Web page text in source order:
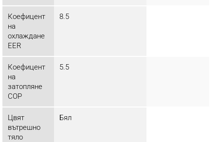
Коефицент
на
охлаждане
EER
8.5
Коефицент
на
затопляне
COP
5.5
Цвят
вътрешно
тяло
Бял